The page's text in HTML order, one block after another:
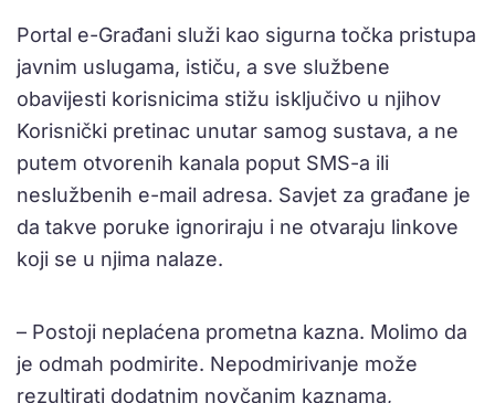
Portal e-Građani služi kao sigurna točka pristupa
javnim uslugama, ističu, a sve službene
obavijesti korisnicima stižu isključivo u njihov
Korisnički pretinac unutar samog sustava, a ne
putem otvorenih kanala poput SMS-a ili
neslužbenih e-mail adresa. Savjet za građane je
da takve poruke ignoriraju i ne otvaraju linkove
koji se u njima nalaze.
– Postoji neplaćena prometna kazna. Molimo da
je odmah podmirite. Nepodmirivanje može
rezultirati dodatnim novčanim kaznama,